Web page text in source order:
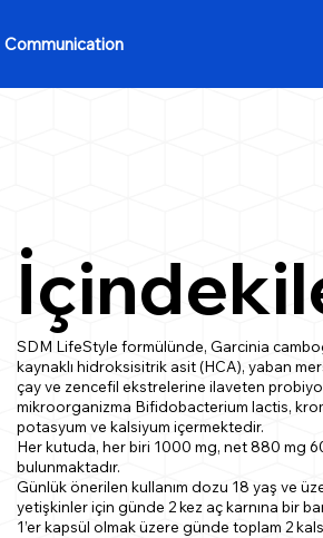
Communication
SDM LifeStyle formülünde, Garcinia
kaynaklı hidroksisitrik asit (HCA), yaban
çay ve zencefil ekstrelerine ilaveten
mikroorganizma Bifidobacterium lactis,
potasyum ve kalsiyum içermektedir.
Her kutuda, her biri 1000 mg, net 880 mg
bulunmaktadır.
Günlük önerilen kullanım dozu 18 yaş ve
yetişkinler için günde 2 kez aç karnına bir
1’er kapsül olmak üzere günde toplam 2